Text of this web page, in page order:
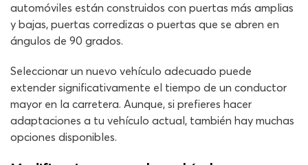
automóviles están construidos con puertas más amplias
y bajas, puertas corredizas o puertas que se abren en
ángulos de 90 grados.
Seleccionar un nuevo vehículo adecuado puede
extender significativamente el tiempo de un conductor
mayor en la carretera. Aunque, si prefieres hacer
adaptaciones a tu vehículo actual, también hay muchas
opciones disponibles.